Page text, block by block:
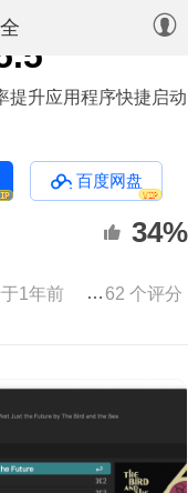
提升应用程序快捷启动
百度网盘
VIP
34%
于1年前 版本 5.5
62 个评分